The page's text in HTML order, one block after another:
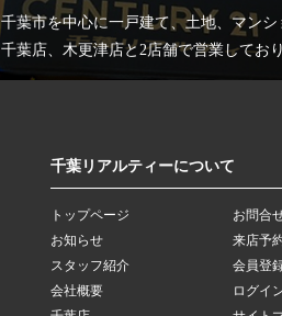
千葉市を中心に一戸建て、土地、マン
千葉店、木更津店と2店舗で営業してお
千葉リアルティーについて
トップページ
お知らせ
スタッフ紹介
会社概要
お問合
来店予
会員登
ログイ